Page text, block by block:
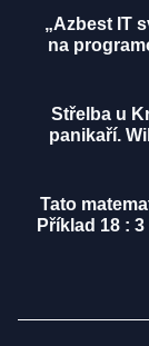
„Azbest IT
na
Střelba u
panikaří.
Tato
Příklad 18 :